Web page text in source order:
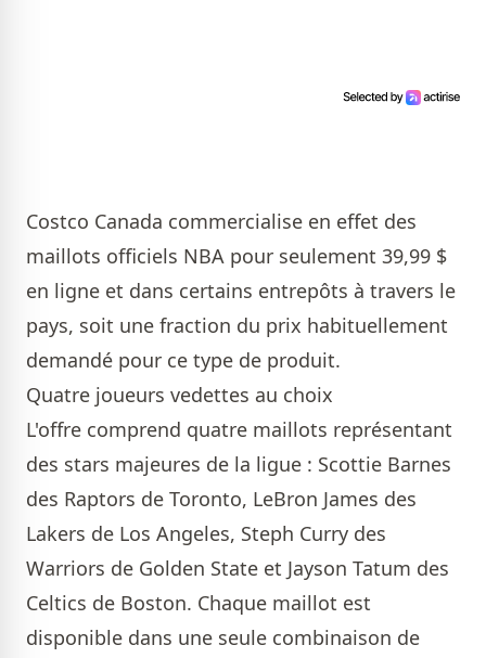
Costco Canada commercialise en effet des
maillots officiels NBA pour seulement 39,99 $
en ligne et dans certains entrepôts à travers le
pays, soit une fraction du prix habituellement
demandé pour ce type de produit.
Quatre joueurs vedettes au choix
L'offre comprend quatre maillots représentant
des stars majeures de la ligue : Scottie Barnes
des Raptors de Toronto, LeBron James des
Lakers de Los Angeles, Steph Curry des
Warriors de Golden State et Jayson Tatum des
Celtics de Boston. Chaque maillot est
disponible dans une seule combinaison de